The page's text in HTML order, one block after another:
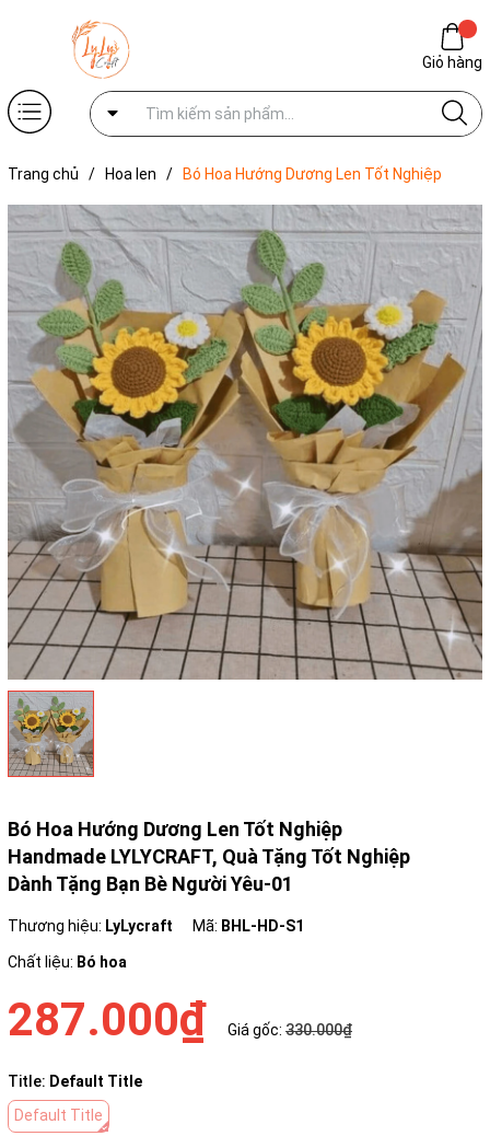
Giỏ hàng
Trang chủ / Hoa len /
Bó Hoa Hướng Dương Len Tốt Nghiệp
Người Yêu-01
Bó Hoa Hướng Dương Len Tốt Nghiệp
Handmade LYLYCRAFT, Quà Tặng Tốt Nghiệp
Dành Tặng Bạn Bè Người Yêu-01
Thương hiệu: LyLycraft Mã: BHL-HD-S1
Chất liệu: Bó hoa
287.000₫ Giá gốc: 330.000₫
Title: Default Title
Default Title